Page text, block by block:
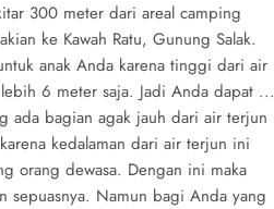
300 meter dari areal camping
ke Kawah Ratu, Gunung Salak.
anak Anda karena tinggi dari air
6 meter saja. Jadi Anda dapat ...
ada bagian agak jauh dari air terjun
kedalaman dari air terjun ini
orang dewasa. Dengan ini maka
sepuasnya. Namun bagi Anda yang